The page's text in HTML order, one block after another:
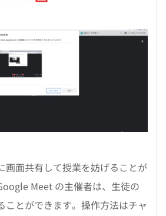
画面共有して授業を妨げることが
Meet の主催者は、生徒の
ことができます。操作方法はチャ